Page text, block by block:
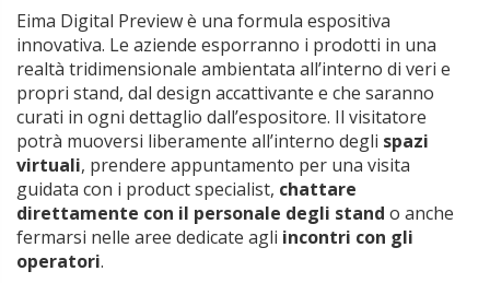
Eima Digital Preview è una formula espositiva
innovativa. Le aziende esporranno i prodotti in una
realtà tridimensionale ambientata all’interno di veri e
propri stand, dal design accattivante e che saranno
curati in ogni dettaglio dall’espositore. Il visitatore
potrà muoversi liberamente all’interno degli spazi
virtuali, prendere appuntamento per una visita
guidata con i product specialist, chattare
direttamente con il personale degli stand o anche
fermarsi nelle aree dedicate agli incontri con gli
operatori.